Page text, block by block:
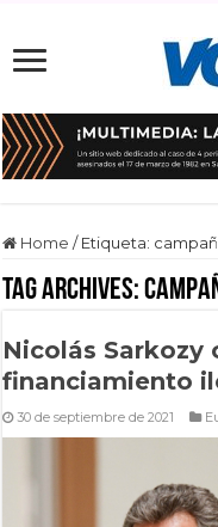
Home / Etiqueta:
Tag Archives:
Nicolás Sarkozy
financiamiento
30 de septiembre de 2021